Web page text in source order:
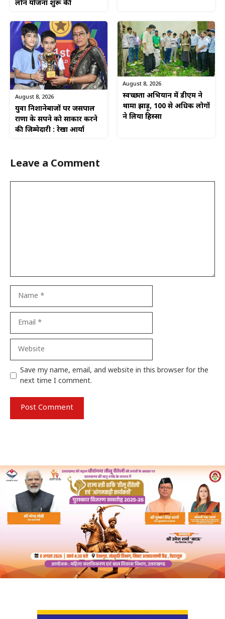
लोन योजना शुरू की
August 8, 2026
युवा निशानेबाजों पर जसपाल
राणा के सपने को साकार करने
की जिम्मेदारी : रेखा आर्या
August 8, 2026
स्वच्छता अभियान में डीएम ने
थामा झाड़ू, 100 से अधिक लोगों
ने लिया हिस्सा
Leave a Comment
Save my name, email, and website in this browser for the
next time I comment.